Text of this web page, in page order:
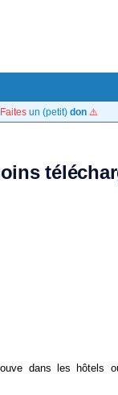
un (petit) don ⚠️
dans les hôtels